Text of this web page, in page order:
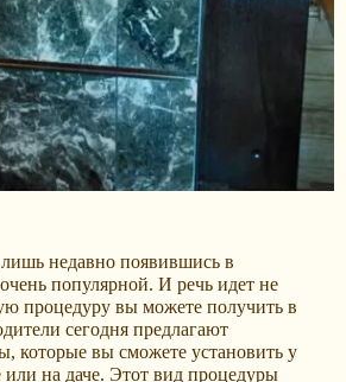
недавно появившись в
популярной. И речь идет не
процедуру вы можете получить в
сегодня предлагают
которые вы сможете установить у
или на даче. Этот вид процедуры